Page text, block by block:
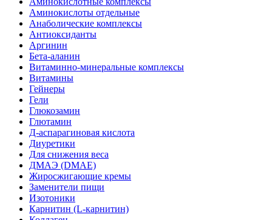
Аминокислоты отдельные
Анаболические комплексы
Антиоксиданты
Аргинин
Бета-аланин
Витаминно-минеральные комплексы
Витамины
Гейнеры
Гели
Глюкозамин
Глютамин
Д-аспарагиновая кислота
Диуретики
Для снижения веса
ДМАЭ (DMAE)
Жиросжигающие кремы
Заменители пищи
Изотоники
Карнитин (L-карнитин)